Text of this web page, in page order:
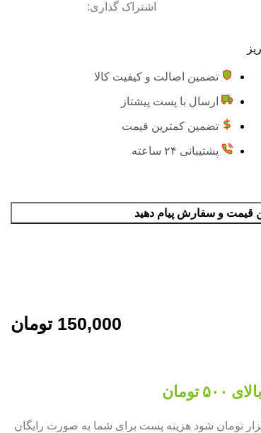
اشتراک گذاری:
تضمین اصالت و کیفیت کالا
ارسال با پست پیشتاز
تضمین کمترین قیمت
پشتیبانی ۲۴ ساعته
قیمت و سفارش پیام دهید
150,000 تومان
چه جمع صورت حساب شما بالای ۵۰۰ هزار تومان شود هزینه پست برای شما به صورت رایگان